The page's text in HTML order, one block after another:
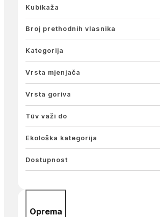
Kubikaža
Broj prethodnih vlasnika
Kategorija
Vrsta mjenjača
Vrsta goriva
Tüv važi do
Ekološka kategorija
Dostupnost
Oprema